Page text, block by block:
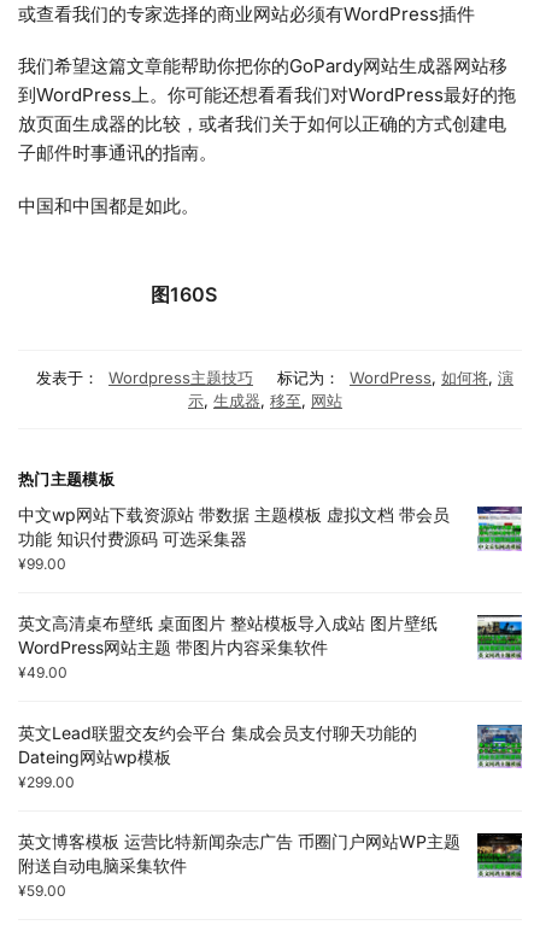
或查看我们的专家选择的商业网站必须有WordPress插件
我们希望这篇文章能帮助你把你的GoPardy网站生成器网站移
到WordPress上。你可能还想看看我们对WordPress最好的拖
放页面生成器的比较，或者我们关于如何以正确的方式创建电
子邮件时事通讯的指南。
中国和中国都是如此。
图160S
发表于： Wordpress主题技巧 标记为： WordPress, 如何将, 演
示, 生成器, 移至, 网站
热门主题模板
中文wp网站下载资源站 带数据 主题模板 虚拟文档 带会员
功能 知识付费源码 可选采集器
¥99.00
英文高清桌布壁纸 桌面图片 整站模板导入成站 图片壁纸
WordPress网站主题 带图片内容采集软件
¥49.00
英文Lead联盟交友约会平台 集成会员支付聊天功能的
Dateing网站wp模板
¥299.00
英文博客模板 运营比特新闻杂志广告 币圈门户网站WP主题
附送自动电脑采集软件
¥59.00